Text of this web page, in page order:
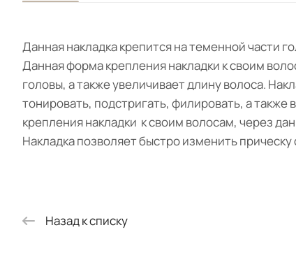
Данная накладка крепится на теменной части
Данная форма крепления накладки к своим
головы, а также увеличивает длину волоса.
тонировать, подстригать, филировать, а
крепления накладки к своим волосам, через
Накладка позволяет быстро изменить
Назад к списку